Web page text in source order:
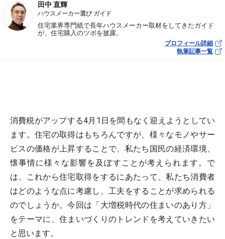
田中 直輝
ハウスメーカー選び ガイド
住宅業界専門紙で長年ハウスメーカー取材をしてきたガイド
が、住宅購入のツボを披露。
プロフィール詳細
執筆記事一覧
消費税がアップする4月1日を間もなく迎えようとしてい
ます。住宅の取得はもちろんですが、様々なモノやサー
ビスの価格が上昇することで、私たち国民の経済環境、
懐事情に様々な影響を及ぼすことが考えられます。で
は、これから住宅取得をするにあたって、私たち消費者
はどのような点に考慮し、工夫をすることが求められる
のでしょうか。今回は「大増税時代の住まいのあり方」
をテーマに、住まいづくりのトレンドを考えていきたい
と思います。